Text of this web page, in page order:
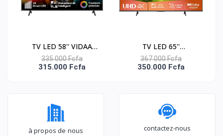
TV LED 58'' VIDAA
SMART - 4K UHD -
58A6N
335.000 Fcfa
315.000 Fcfa
TV LED 65''
CONNECTEE VIDAA 4K
UHD - APPLE HOME -
367.000 Fcfa
350.000 Fcfa
à propos de nous contactez-nous